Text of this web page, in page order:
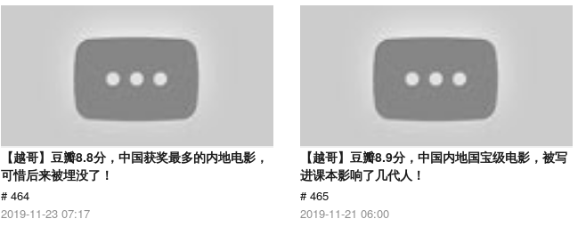
【越哥】豆瓣8.8分，中国获奖最多的内地电影，
可惜后来被埋没了！
# 464
2019-11-23 07:17
【越哥】豆瓣8.9分，中国内地国宝级电影，被写
进课本影响了几代人！
# 465
2019-11-21 06:00